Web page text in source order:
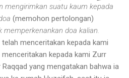
mengirimkan suatu kaum kepada
(memohon pertolongan)
doa kalian.
menceritakan kepada kami
kepada kami Zurr
yang mengatakan bahwa ia